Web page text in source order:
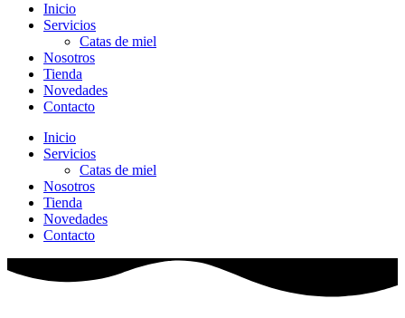
Inicio
Servicios
Catas de miel
Nosotros
Tienda
Novedades
Contacto
Inicio
Servicios
Catas de miel
Nosotros
Tienda
Novedades
Contacto